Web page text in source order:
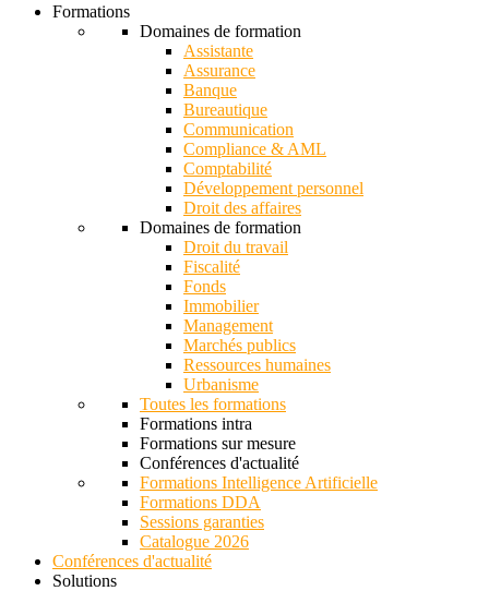
Formations
Domaines de formation
Assistante
Assurance
Banque
Bureautique
Communication
Compliance & AML
Comptabilité
Développement personnel
Droit des affaires
Domaines de formation
Droit du travail
Fiscalité
Fonds
Immobilier
Management
Marchés publics
Ressources humaines
Urbanisme
Toutes les formations
Formations intra
Formations sur mesure
Conférences d'actualité
Formations Intelligence Artificielle
Formations DDA
Sessions garanties
Catalogue 2026
Conférences d'actualité
Solutions